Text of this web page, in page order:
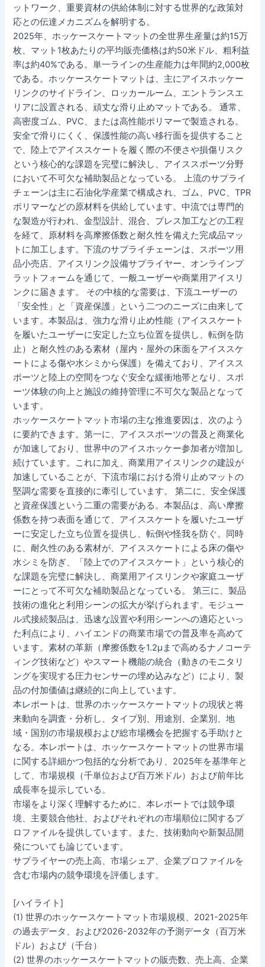
ットワーク、重要資材の供給体制に対する世界的な政策対
応との伝達メカニズムを解明する。
2025年、ホッケースケートマットの全世界生産量は約15万
枚、マット1枚あたりの平均販売価格は約50米ドル、粗利益
率は約40%である。単一ラインの生産能力は年間約2,000枚
である。ホッケースケートマットは、主にアイスホッケー
リンクのサイドライン、ロッカールーム、エントランスエ
リアに設置される、頑丈な滑り止めマットである。 通常、
高密度ゴム、PVC、または高性能ポリマーで製造される。
安全で滑りにくく、保護性能の高い移行面を提供すること
で、陸上でアイススケートを履く際の不便さや損傷リスク
という核心的な課題を完璧に解決し、アイススポーツ分野
において不可欠な補助製品となっている。 上流のサプライ
チェーンは主に石油化学産業で構成され、ゴム、PVC、TPR
ポリマーなどの原材料を供給しています。中流では専門的
な製造が行われ、金型設計、混合、プレス加工などの工程
を経て、原材料を高摩擦係数と耐久性を備えた完成品マッ
トに加工します。下流のサプライチェーンは、スポーツ用
品小売店、アイスリンク設備サプライヤー、オンラインプ
ラットフォームを通じて、一般ユーザーや商業用アイスリ
ンクに届きます。 その中核的な需要は、下流ユーザーの
「安全性」と「資産保護」という二つのニーズに由来して
います。本製品は、強力な滑り止め性能（アイススケート
を履いたユーザーに安定した立ち位置を提供し、転倒を防
止）と耐久性のある素材（屋内・屋外の床面をアイススケ
ートによる傷や水シミから保護）を備えており、アイスス
ポーツと陸上の空間をつなぐ安全な緩衝地帯となり、スポ
ーツ体験の向上と施設の維持管理に不可欠な製品となって
います。
ホッケースケートマット市場の主な推進要因は、次のよう
に要約できます。第一に、アイススポーツの普及と商業化
が加速しており、世界中のアイスホッケー参加者が増加し
続けています。これに加え、商業用アイスリンクの建設が
加速していることが、下流市場における滑り止めマットの
堅調な需要を直接的に牽引しています。 第二に、安全保護
と資産保護という二重の需要がある。本製品は、高い摩擦
係数を持つ表面を通じて、アイススケートを履いたユーザ
ーに安定した立ち位置を提供し、転倒や怪我を防ぐ。同時
に、耐久性のある素材が、アイススケートによる床の傷や
水シミを防ぎ、「陸上でのアイススケート」という核心的
な課題を完璧に解決し、商業用アイスリンクや家庭ユーザ
ーにとって不可欠な補助製品となっている。 第三に、製品
技術の進化と利用シーンの拡大が挙げられます。モジュー
ル式接続製品は、迅速な設置や利用シーンへの適応といっ
た利点により、ハイエンドの商業市場での普及率を高めて
います。素材の革新（摩擦係数を1.2μまで高めるナノコーテ
ィング技術など）やスマート機能の統合（動きのモニタリ
ングを実現する圧力センサーの埋め込みなど）により、製
品の付加価値は継続的に向上しています。
本レポートは、世界のホッケースケートマットの現状と将
来動向を調査・分析し、タイプ別、用途別、企業別、地
域・国別の市場規模および総市場機会を把握する手助けと
なる。本レポートは、ホッケースケートマットの世界市場
に関する詳細かつ包括的な分析であり、2025年を基準年と
して、市場規模（千単位および百万米ドル）および前年比
成長率を提示している。
市場をより深く理解するために、本レポートでは競争環
境、主要競合他社、およびそれぞれの市場順位に関するプ
ロファイルを提供しています。また、技術動向や新製品開
発についても論じています。
サプライヤーの売上高、市場シェア、企業プロファイルを
含む市場内の競争環境を評価します。
[ハイライト]
(1) 世界のホッケースケートマット市場規模、2021-2025年
の過去データ、および2026-2032年の予測データ（百万米
ドル）および（千台）
(2) 世界のホッケースケートマットの販売数、売上高、企業